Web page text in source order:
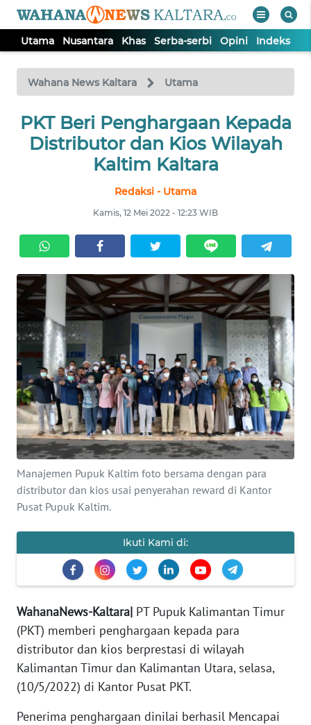
Utama Nusantara Khas Serba-serbi Opini Indeks
Wahana News Kaltara Utama
PKT Beri Penghargaan Kepada
Distributor dan Kios Wilayah
Kaltim Kaltara
Redaksi - Utama
Kamis, 12 Mei 2022 - 12:23 WIB
Manajemen Pupuk Kaltim foto bersama dengan para
distributor dan kios usai penyerahan reward di Kantor
Pusat Pupuk Kaltim.
Ikuti Kami di:
WahanaNews-Kaltara| PT Pupuk Kalimantan Timur
(PKT) memberi penghargaan kepada para
distributor dan kios berprestasi di wilayah
Kalimantan Timur dan Kalimantan Utara, selasa,
(10/5/2022) di Kantor Pusat PKT.
Penerima penghargaan dinilai berhasil Mencapai
TV
Tutup
UTAMA
SERBA-
SERBI
OPINI
Informasi
INDEKS
BERITA
KONTAK
KAMI
INFO
IKLAN
TENTANG
PEDOMAN
REDAKSI
KARIR